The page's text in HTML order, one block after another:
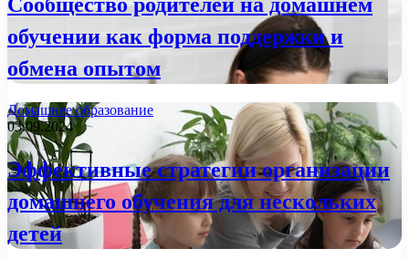
обучении как форма поддержки и
обмена опытом
Домашнее образование
03.09.2024
Эффективные стратегии организации
домашнего обучения для нескольких
детей